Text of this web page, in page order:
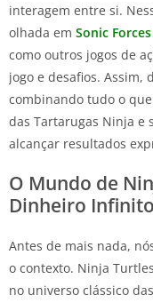
interagem entre si.
olhada em Sonic
como outros jogos de
jogo e desafios. Assim,
combinando tudo o
das Tartarugas Ninja e
alcançar resultados
O Mundo de
Dinheiro
Antes de mais nada,
o contexto. Ninja
no universo clássico